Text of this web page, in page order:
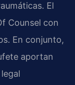
El
Counsel con
En conjunto,
aportan